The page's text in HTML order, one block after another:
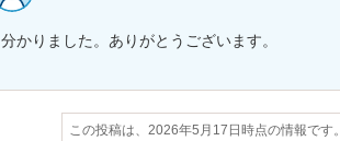
分かりました。ありがとうございます。
この投稿は、2026年5月17日時点の情報です。